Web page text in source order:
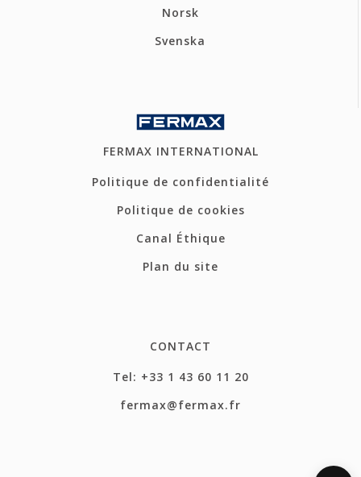
Norsk
Svenska
FERMAX INTERNATIONAL
Politique de confidentialité
Politique de cookies
Canal Éthique
Plan du site
CONTACT
Tel: +33 1 43 60 11 20
fermax@fermax.fr